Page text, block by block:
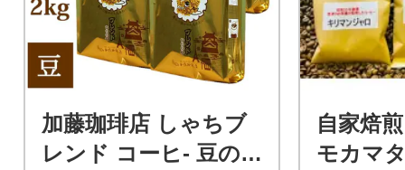
加藤珈琲店 しゃちブ
レンド コーヒ- 豆の
自家焙
モカマ